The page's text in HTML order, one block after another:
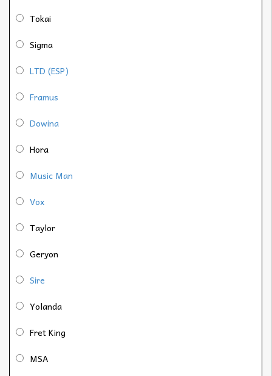
Tokai
Sigma
LTD (ESP)
Framus
Dowina
Hora
Music Man
Vox
Taylor
Geryon
Sire
Yolanda
Fret King
MSA